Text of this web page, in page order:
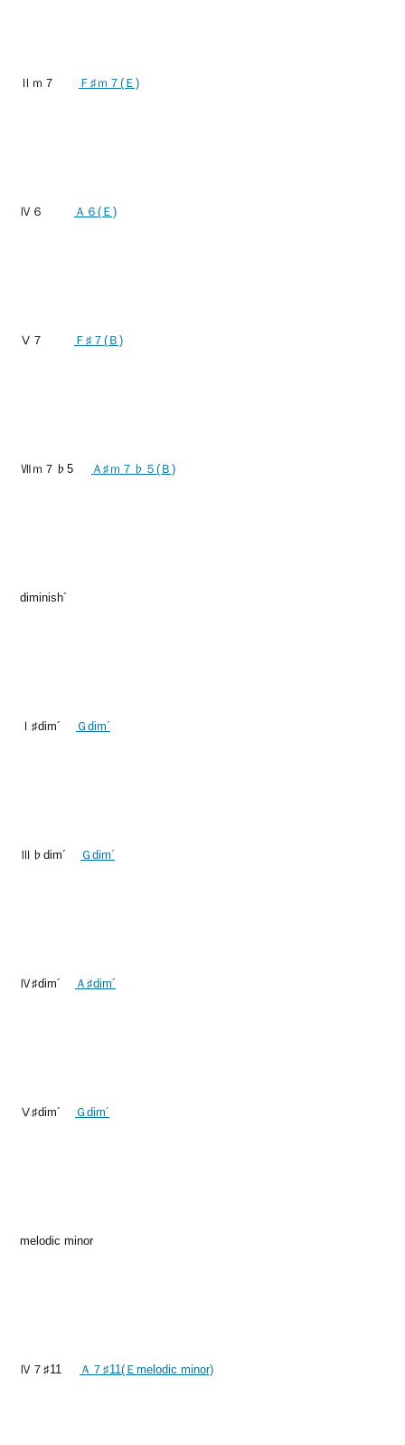
Ⅱｍ７ Ｆ♯ｍ７(Ｅ)
Ⅳ６ Ａ６(Ｅ)
Ⅴ７ Ｆ♯７(Ｂ)
Ⅶｍ７♭5 Ａ♯ｍ７♭５(Ｂ)
diminish´
Ⅰ♯dim´ Ｇdim´
Ⅲ♭dim´ Ｇdim´
Ⅳ♯dim´ Ａ♯dim´
Ⅴ♯dim´ Ｇdim´
melodic minor
Ⅳ７♯11 Ａ７♯11(Ｅmelodic minor)